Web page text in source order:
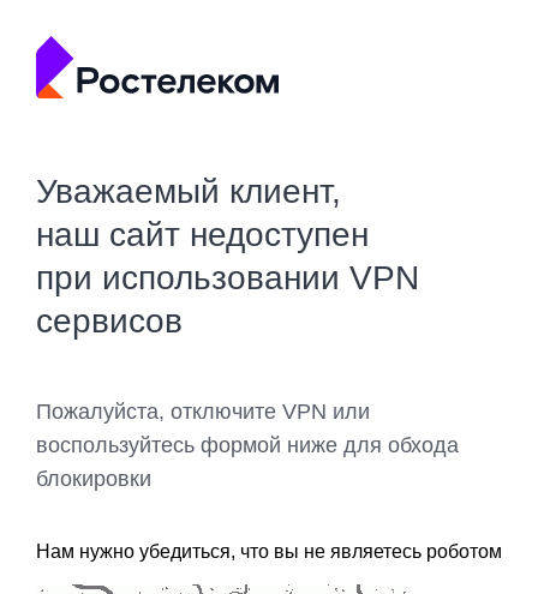
Уважаемый клиент,
наш сайт недоступен
при использовании VPN
сервисов
Пожалуйста, отключите VPN или
воспользуйтесь формой ниже для обхода
блокировки
Нам нужно убедиться, что вы не являетесь роботом